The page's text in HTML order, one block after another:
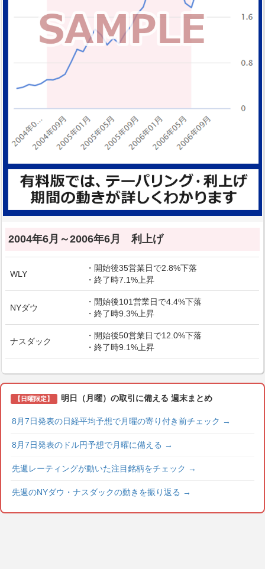
2004年6月～2006年6月 利上げ
WLY
・開始後35営業日で2.8%下落
・終了時7.1%上昇
NYダウ
・開始後101営業日で4.4%下落
・終了時9.3%上昇
ナスダック
・開始後50営業日で12.0%下落
・終了時9.1%上昇
【日曜限定】 明日（月曜）の取引に備える 週末まとめ
8月7日発表の日経平均予想で月曜の寄り付き前チェック →
8月7日発表のドル円予想で月曜に備える →
先週レーティングが動いた注目銘柄をチェック →
先週のNYダウ・ナスダックの動きを振り返る →